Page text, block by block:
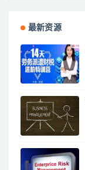
最新资源